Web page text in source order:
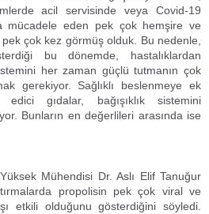
acil servisinde veya Covid-19
mücadele eden pek çok hemşire ve
çok kez görmüş olduk. Bu nedenle,
bu dönemde, hastalıklardan
her zaman güçlü tutmanın çok
gerekiyor. Sağlıklı beslenmeye ek
gıdalar, bağışıklık sistemini
Bunların en değerlileri arasında ise
Mühendisi Dr. Aslı Elif Tanuğur
propolisin pek çok viral ve
etkili olduğunu gösterdiğini söyledi.